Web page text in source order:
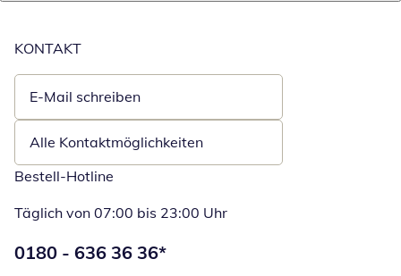
KONTAKT
E-Mail schreiben
Öffnet E-Mail-Client
Alle Kontaktmöglichkeiten
Bestell-Hotline
Täglich von 07:00 bis 23:00 Uhr
Telefonnummer:
0180 - 636 36 36*